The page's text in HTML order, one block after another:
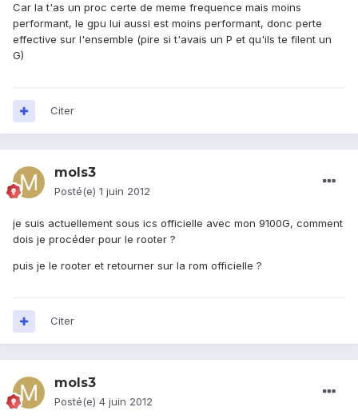
Car la t'as un proc certe de meme frequence mais moins
performant, le gpu lui aussi est moins performant, donc perte
effective sur l'ensemble (pire si t'avais un P et qu'ils te filent un
G)
Citer
mols3
Posté(e) 1 juin 2012
je suis actuellement sous ics officielle avec mon 9100G, comment
dois je procéder pour le rooter ?
puis je le rooter et retourner sur la rom officielle ?
Citer
mols3
Posté(e) 4 juin 2012